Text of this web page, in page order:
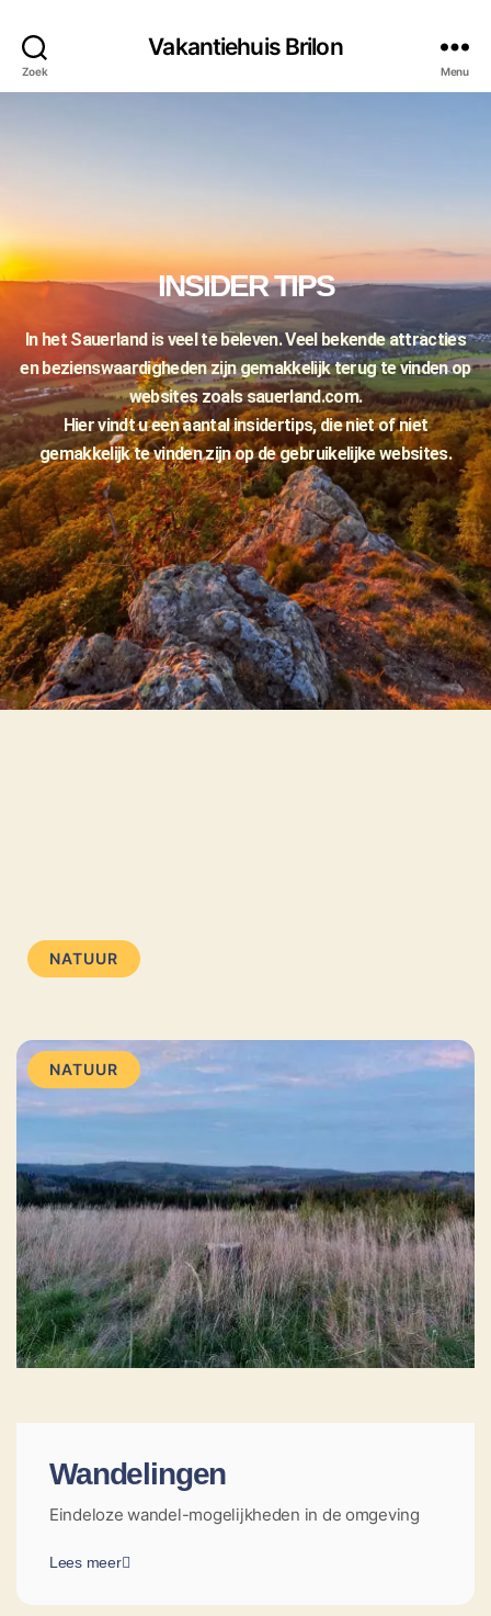
Zoek
Vakantiehuis Brilon
Menu
INSIDER TIPS
In het Sauerland is veel te beleven. Veel bekende attracties
en bezienswaardigheden zijn gemakkelijk terug te vinden op
websites zoals sauerland.com.
Hier vindt u een aantal insidertips, die niet of niet
gemakkelijk te vinden zijn op de gebruikelijke websites.
NATUUR
NATUUR
Wandelingen
Eindeloze wandel-mogelijkheden in de omgeving
Lees meer